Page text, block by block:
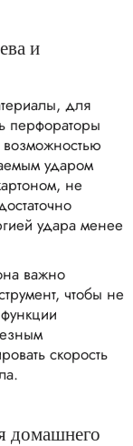
и
для
перфораторы
ударом
не
удара менее
важно
чтобы не
скорость
домашнего